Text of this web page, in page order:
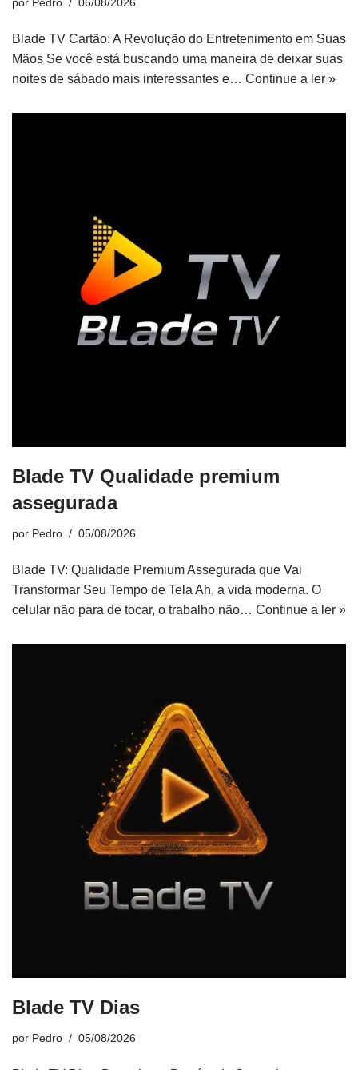
Blade TV Cartão: A Revolução do Entretenimento em Suas
Mãos Se você está buscando uma maneira de deixar suas
noites de sábado mais interessantes e… Continue a ler »
Blade TV Qualidade premium
assegurada
por Pedro 05/08/2026
Blade TV: Qualidade Premium Assegurada que Vai
Transformar Seu Tempo de Tela Ah, a vida moderna. O
celular não para de tocar, o trabalho não… Continue a ler »
Blade TV Dias
por Pedro 05/08/2026